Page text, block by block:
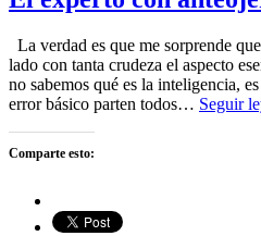
La verdad es que me sorprende
lado con tanta crudeza el aspecto
no sabemos qué es la inteligencia,
error básico parten todos… Seguir
Comparte esto: